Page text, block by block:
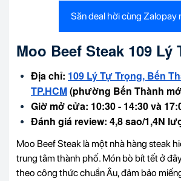
Săn deal hời cùng Zalopay
Moo Beef Steak 109 Lý
Địa chỉ: 109 Lý Tự Trọng, Bến
TP.HCM(phường Bến Thành
Giờ mở cửa: 10:30 - 14:30 và
Đánh giá review: 4,8 sao/1,4N
Moo Beef Steak là một nhà hàng steak
trung tâm thành phố. Món bò bít tết ở
theo công thức chuẩn Âu, đảm bảo